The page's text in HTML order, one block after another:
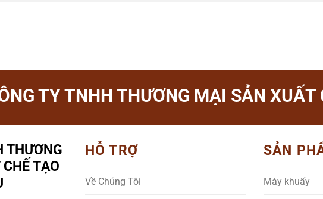
TY TNHH THƯƠNG MẠI SẢN XUẤT
THƯƠNG
TẠO
HỖ TRỢ
Về Chúng Tôi
SẢN
Máy khuấy